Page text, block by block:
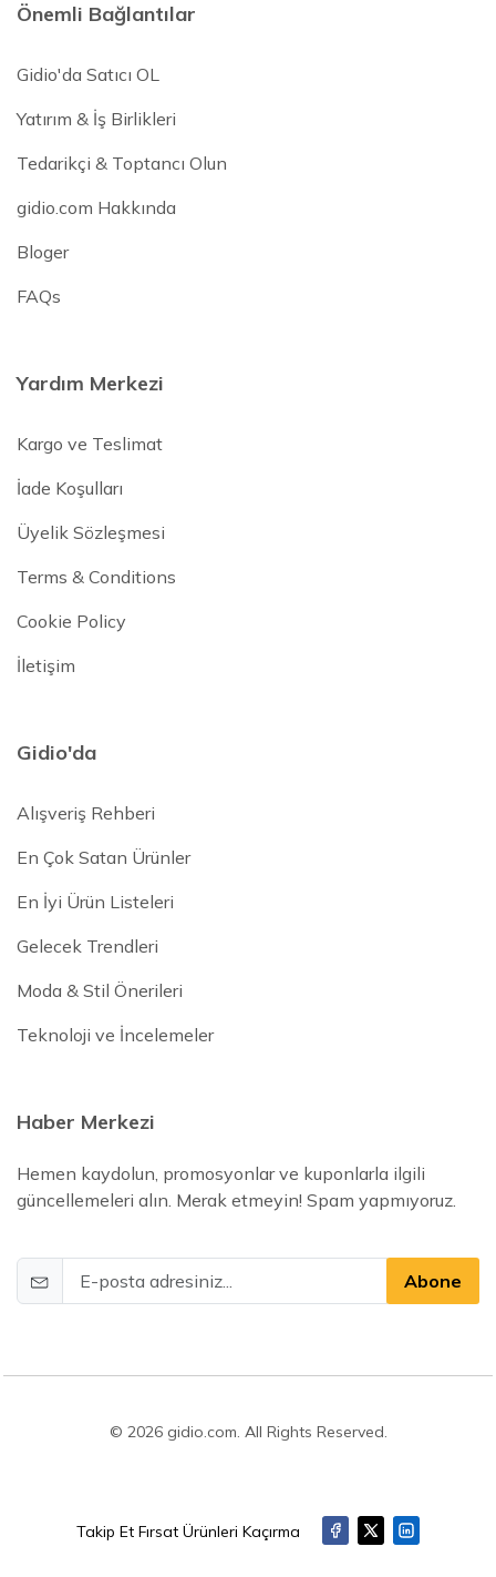
Önemli Bağlantılar
Gidio'da Satıcı OL
Yatırım & İş Birlikleri
Tedarikçi & Toptancı Olun
gidio.com Hakkında
Bloger
FAQs
Yardım Merkezi
Kargo ve Teslimat
İade Koşulları
Üyelik Sözleşmesi
Terms & Conditions
Cookie Policy
İletişim
Gidio'da
Alışveriş Rehberi
En Çok Satan Ürünler
En İyi Ürün Listeleri
Gelecek Trendleri
Moda & Stil Önerileri
Teknoloji ve İncelemeler
Haber Merkezi
Hemen kaydolun, promosyonlar ve kuponlarla ilgili
güncellemeleri alın. Merak etmeyin! Spam yapmıyoruz.
Abone
© 2026 gidio.com. All Rights Reserved.
Takip Et Fırsat Ürünleri Kaçırma